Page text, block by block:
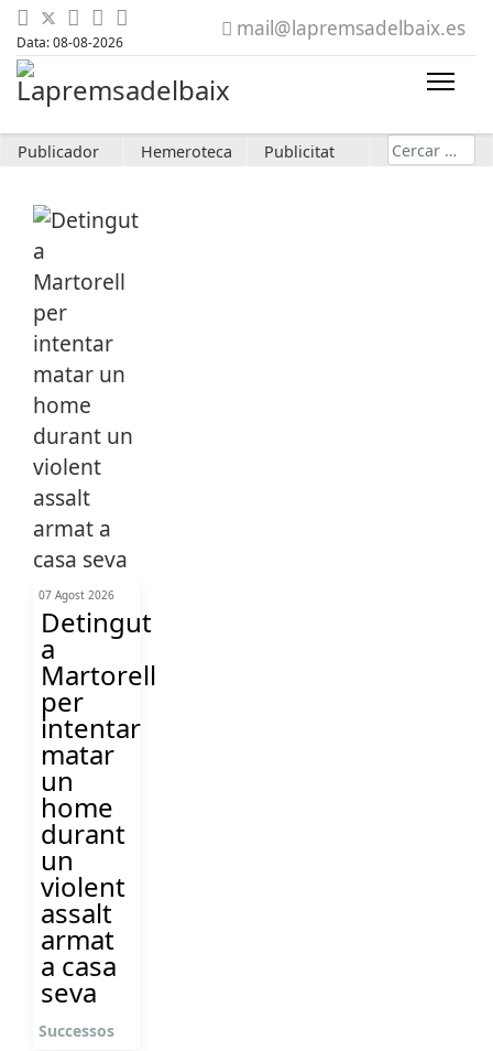
Data: 08-08-2026
mail@lapremsadelbaix.es
Publicador Hemeroteca Publicitat Cerca
07 Agost 2026
Detingut
a
Martorell
per
intentar
matar
un
home
durant
un
violent
assalt
armat
a casa
seva
Successos